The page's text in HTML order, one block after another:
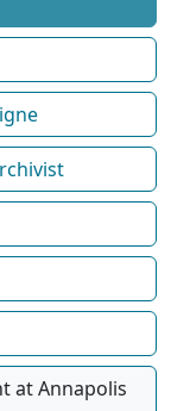
at Annapolis